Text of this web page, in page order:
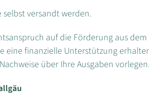
versandt werden.
auf die Förderung aus
eine finanzielle Unterstützung
über Ihre Ausgaben vorlegen.